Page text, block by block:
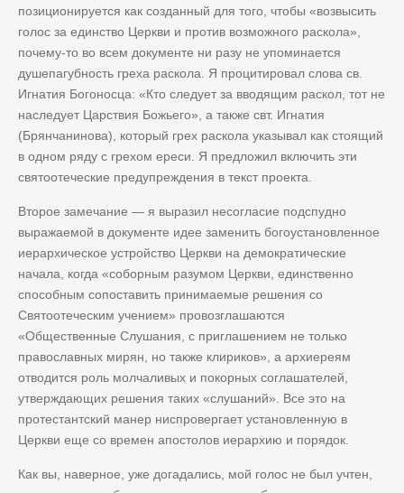
позиционируется как созданный для того, чтобы «возвысить
голос за единство Церкви и против возможного раскола»,
почему-то во всем документе ни разу не упоминается
душепагубность греха раскола. Я процитировал слова св.
Игнатия Богоносца: «Кто следует за вводящим раскол, тот не
наследует Царствия Божьего», а также свт. Игнатия
(Брянчанинова), который грех раскола указывал как стоящий
в одном ряду с грехом ереси. Я предложил включить эти
святоотеческие предупреждения в текст проекта.
Второе замечание — я выразил несогласие подспудно
выражаемой в документе идее заменить богоустановленное
иерархическое устройство Церкви на демократические
начала, когда «соборным разумом Церкви, единственно
способным сопоставить принимаемые решения со
Святоотеческим учением» провозглашаются
«Общественные Слушания, с приглашением не только
православных мирян, но также клириков», а архиереям
отводится роль молчаливых и покорных соглашателей,
утверждающих решения таких «слушаний». Все это на
протестантский манер ниспровергает установленную в
Церкви еще со времен апостолов иерархию и порядок.
Как вы, наверное, уже догадались, мой голос не был учтен,